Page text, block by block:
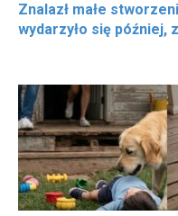
Znalazł małe
wydarzyło się później,